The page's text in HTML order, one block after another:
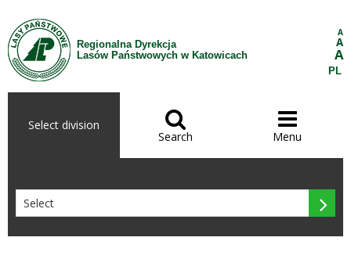
Skip to Content
Regionalna Dyrekcja
Lasów Państwowych w Katowicach
A
A
A
PL
Select division 
Search

Menu
